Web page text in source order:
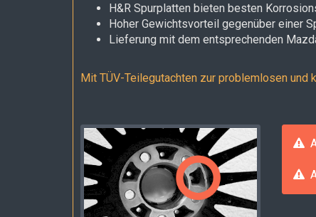
H&R Spurplatten bieten besten
Hoher Gewichtsvorteil gegenüber einer
Lieferung mit dem entsprechenden
Mit TÜV-Teilegutachten zur problemlosen und